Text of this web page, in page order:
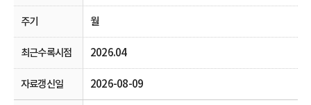
월
2026.04
2026-08-09